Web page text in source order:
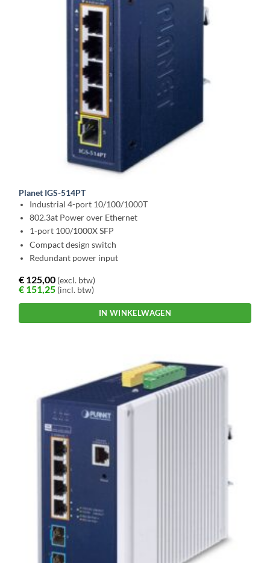
Planet IGS-514PT
Industrial 4-port 10/100/1000T
802.3at Power over Ethernet
1-port 100/1000X SFP
Compact design switch
Redundant power input
€ 125,00 (excl. btw)
€ 151,25 (incl. btw)
IN WINKELWAGEN